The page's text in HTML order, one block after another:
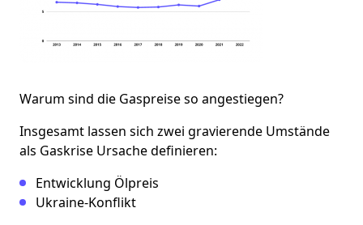
Warum sind die Gaspreise so angestiegen?
Insgesamt lassen sich zwei gravierende Umstände
als Gaskrise Ursache definieren:
Entwicklung Ölpreis
Ukraine-Konflikt